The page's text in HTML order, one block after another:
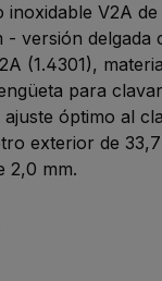
V2A
versión delgada
(1.4301),
para
óptimo al
exterior de
2,0 mm.